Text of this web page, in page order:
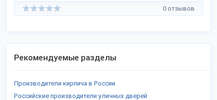
0 отзывов
Рекомендуемые разделы
Производители кирпича в России
Российские производители уличных дверей